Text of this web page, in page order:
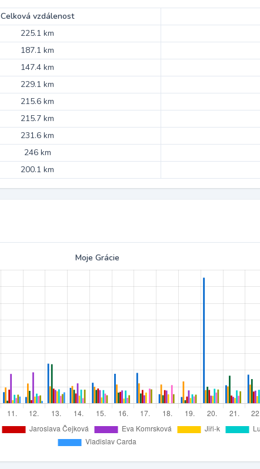
Celková vzdálenost
225.1 km
187.1 km
147.4 km
229.1 km
215.6 km
215.7 km
231.6 km
246 km
200.1 km
Moje Grácie